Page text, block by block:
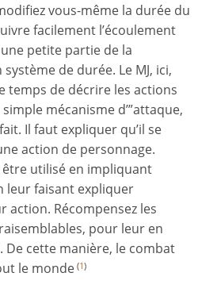
vous-même la durée du
facilement l’écoulement
petite partie de la
de durée. Le MJ, ici,
temps de décrire les actions
mécanisme d’”attaque,
Il faut expliquer qu’il se
action de personnage.
utilisé en impliquant
leur faisant expliquer
action. Récompensez les
pour leur en
cette manière, le combat
le monde (1)